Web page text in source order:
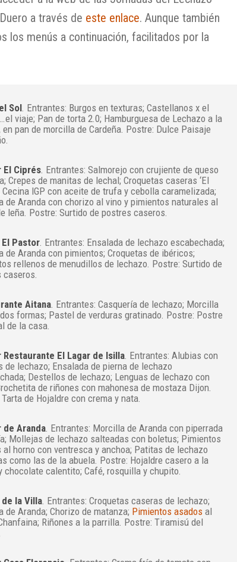
a través de este enlace. Aunque también
los menús a continuación, facilitados por la
Sol. Entrantes: Burgos en texturas; Castellanos x el
viaje; Pan de torta 2.0; Hamburguesa de Lechazo a la
pan de morcilla de Cardeña. Postre: Dulce Paisaje
El Ciprés. Entrantes: Salmorejo con crujiente de queso
Crepes de manitas de lechal; Croquetas caseras ‘El
Cecina IGP con aceite de trufa y cebolla caramelizada;
de Aranda con chorizo al vino y pimientos naturales al
leña. Postre: Surtido de postres caseros.
Pastor. Entrantes: Ensalada de lechazo escabechada;
de Aranda con pimientos; Croquetas de ibéricos;
rellenos de menudillos de lechazo. Postre: Surtido de
caseros.
Aitana. Entrantes: Casquería de lechazo; Morcilla
formas; Pastel de verduras gratinado. Postre: Postre
de la casa.
Restaurante El Lagar de Isilla. Entrantes: Alubias con
de lechazo; Ensalada de pierna de lechazo
Destellos de lechazo; Lenguas de lechazo con
de riñones con mahonesa de mostaza Dijon.
de Hojaldre con crema y nata.
de Aranda. Entrantes: Morcilla de Aranda con piperrada
Mollejas de lechazo salteadas con boletus; Pimientos
al horno con ventresca y anchoa; Patitas de lechazo
como las de la abuela. Postre: Hojaldre casero a la
chocolate calentito; Café, rosquilla y chupito.
la Villa. Entrantes: Croquetas caseras de lechazo;
de Aranda; Chorizo de matanza; Pimientos asados al
Riñones a la parrilla. Postre: Tiramisú del